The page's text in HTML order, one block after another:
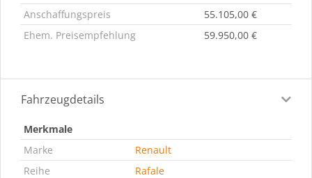
Anschaffungspreis
55.105,00 €
Ehem. Preisempfehlung
59.950,00 €
Fahrzeugdetails
Merkmale
Marke
Renault
Reihe
Rafale